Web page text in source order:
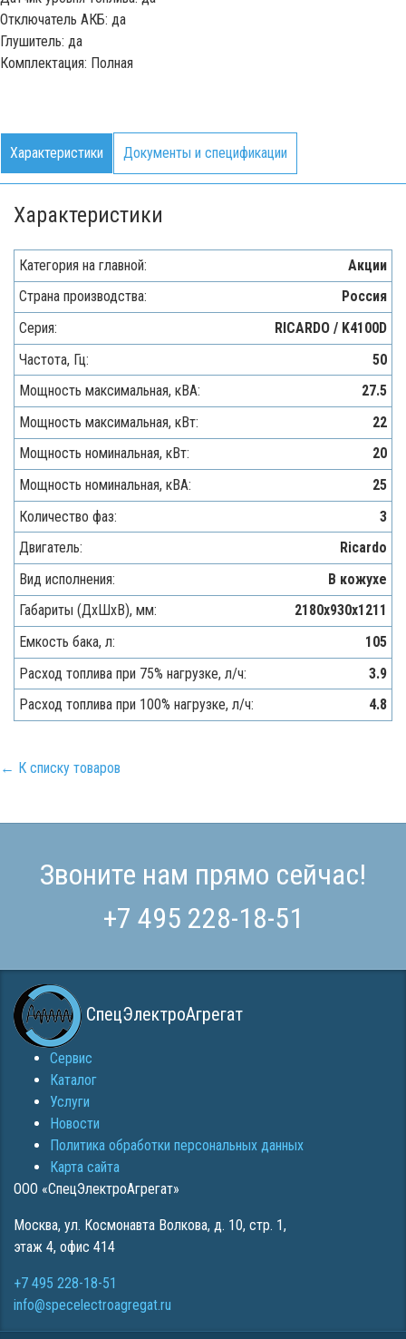
Отключатель АКБ: да
Глушитель: да
Комплектация: Полная
Характеристики Документы и спецификации
Характеристики
Категория на главной:
Акции
Страна производства:
Россия
Серия:
RICARDO / K4100D
Частота, Гц:
50
Мощность максимальная, кВA:
27.5
Мощность максимальная, кВт:
22
Мощность номинальная, кВт:
20
Мощность номинальная, кВА:
25
Количество фаз:
3
Двигатель:
Ricardo
Вид исполнения:
В кожухе
Габариты (ДхШхВ), мм:
2180х930х1211
Емкость бака, л:
105
Расход топлива при 75% нагрузке, л/ч:
3.9
Расход топлива при 100% нагрузке, л/ч:
4.8
← К списку товаров
Звоните нам прямо сейчас!
+7 495 228-18-51
СпецЭлектроАгрегат
Сервис
Каталог
Услуги
Новости
Политика обработки персональных данных
Карта сайта
ООО «СпецЭлектроАгрегат»
Москва, ул. Космонавта Волкова, д. 10, стр. 1,
этаж 4, офис 414
+7 495 228-18-51
info@specelectroagregat.ru